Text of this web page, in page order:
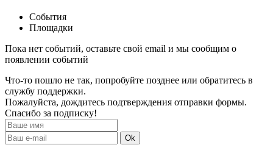
События
Площадки
Пока нет событий, оставьте свой email и мы сообщим о
появлении событий
Что-то пошло не так, попробуйте позднее или обратитесь в
службу поддержки.
Пожалуйста, дождитесь подтверждения отправки формы.
Спасибо за подписку!
Ok